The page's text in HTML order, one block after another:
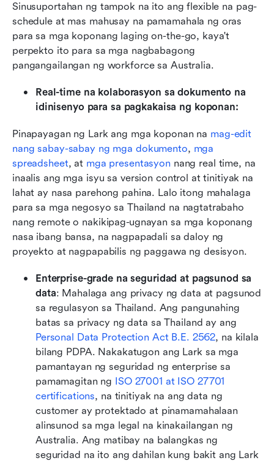
Sinusuportahan ng tampok na ito ang flexible na pag-
schedule at mas mahusay na pamamahala ng oras
para sa mga koponang laging on-the-go, kaya't
perpekto ito para sa mga nagbabagong
pangangailangan ng workforce sa Australia.
Real-time na kolaborasyon sa dokumento na
idinisenyo para sa pagkakaisa ng koponan:
Pinapayagan ng Lark ang mga koponan na mag-edit
nang sabay-sabay ng mga dokumento, mga
spreadsheet, at mga presentasyon nang real time, na
inaalis ang mga isyu sa version control at tinitiyak na
lahat ay nasa parehong pahina. Lalo itong mahalaga
para sa mga negosyo sa Thailand na nagtatrabaho
nang remote o nakikipag-ugnayan sa mga koponang
nasa ibang bansa, na nagpapadali sa daloy ng
proyekto at nagpapabilis ng paggawa ng desisyon.
Enterprise-grade na seguridad at pagsunod sa
data: Mahalaga ang privacy ng data at pagsunod
sa regulasyon sa Thailand. Ang pangunahing
Personal Data Protection Act B.E. 2562, na kilala
bilang PDPA. Nakakatugon ang Lark sa mga
pamantayan ng seguridad ng enterprise sa
pamamagitan ng ISO 27001 at ISO 27701
certifications, na tinitiyak na ang data ng
customer ay protektado at pinamamahalaan
alinsunod sa mga legal na kinakailangan ng
Australia. Ang matibay na balangkas ng
seguridad na ito ang dahilan kung bakit ang Lark